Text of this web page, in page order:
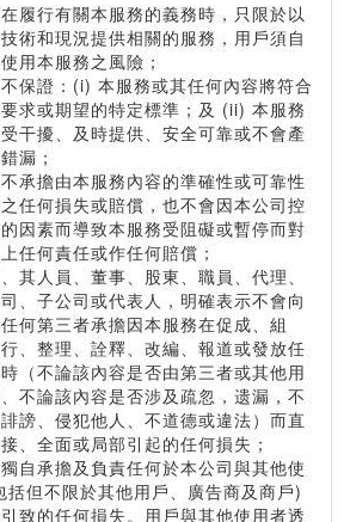
履行有關本服務的義務時，只限於以
術和現況提供相關的服務，用戶須自
用本服務之風險；
保證：(i) 本服務或其任何內容將符合
求或期望的特定標準；及 (ii) 本服務
干擾、及時提供、安全可靠或不會產
漏；
承擔由本服務內容的準確性或可靠性
任何損失或賠償，也不會因本公司控
因素而導致本服務受阻礙或暫停而對
任何責任或作任何賠償；
其人員、董事、股東、職員、代理、
、子公司或代表人，明確表示不會向
何第三者承擔因本服務在促成、組
、整理、詮釋、改編、報道或發放任
（不論該內容是否由第三者或其他用
不論該內容是否涉及疏忽，遗漏，不
謗、侵犯他人、不道德或違法）而直
、全面或局部引起的任何損失；
自承擔及負責任何於本公司與其他使
括但不限於其他用戶、廣告商及商戶)
致的任何損失。用戶與其他使用者透